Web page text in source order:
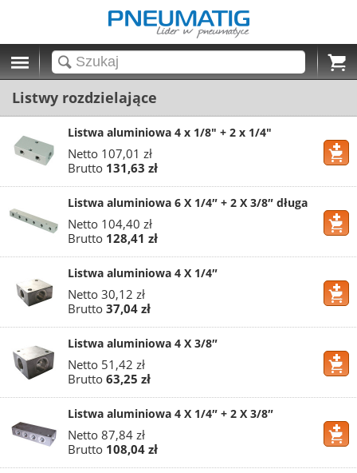
Cart
Listwy rozdzielające
Listwa aluminiowa 4 x 1/8" + 2 x 1/4"
Netto 107,01 zł
Brutto 131,63 zł
Listwa aluminiowa 6 X 1/4″ + 2 X 3/8″ długa
Netto 104,40 zł
Brutto 128,41 zł
Listwa aluminiowa 4 X 1/4″
Netto 30,12 zł
Brutto 37,04 zł
Listwa aluminiowa 4 X 3/8″
Netto 51,42 zł
Brutto 63,25 zł
Listwa aluminiowa 4 X 1/4″ + 2 X 3/8″
Netto 87,84 zł
Brutto 108,04 zł